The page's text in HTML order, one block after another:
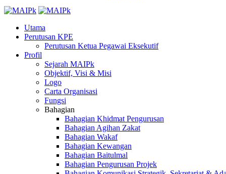
Utama
Perutusan KPE
Perutusan Ketua Pegawai Eksekutif
Profil
Sejarah MAIPk
Objektif, Visi & Misi
Logo
Carta Organisasi
Fungsi
Bahagian
Bahagian Khidmat Pengurusan
Bahagian Agihan Zakat
Bahagian Wakaf
Bahagian Kewangan
Bahagian Baitulmal
Bahagian Pengurusan Projek